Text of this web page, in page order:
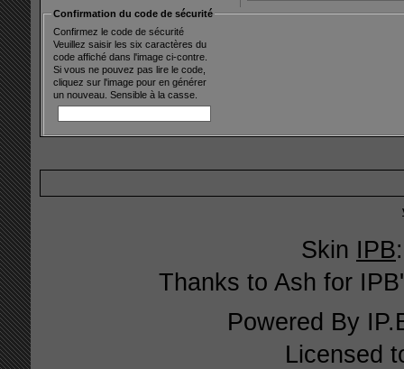
Confirmation du code de sécurité
Confirmez le code de sécurité
Veuillez saisir les six caractères du
code affiché dans l'image ci-contre.
Si vous ne pouvez pas lire le code,
cliquez sur l'image pour en générer
un nouveau. Sensible à la casse.
Skin IPB
Thanks to Ash for
Powered By
Licensed